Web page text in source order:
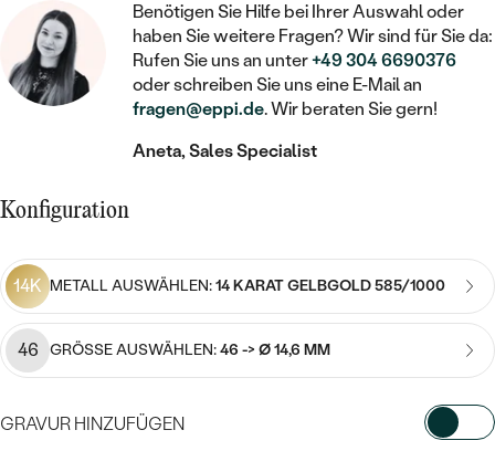
MIT FÜLLUNG
IM SET
LAB GROWN DIAMANTEN ZUM
EINFASSEN
FARBIGE DIAMANTEN ZUM EINFASSEN
MIT DIAMANT
MIT LAB GROWN DIAMANT
MIT MOISSANIT
SCHMUCK FÜR KINDER
BROSCHEN
SCHMUCKZUBEHÖR
NACH MATERIAL
GOLD
SILBER
PLATIN
KINDER
PIERCINGS
PERLENOHRRINGE
NACH PREIS
PREISWERTE
MEDAILLON
KETTEN
HERZKETTEN
MIT TIEREN
NACH EDELSTEIN
MIT DIAMANT
MIT EDELSTEIN
PERLENKETTEN
SIEGELRINGE
PERSONALISIERT
MIT DIAMANT
MIT EDELSTEIN
PERLENRINGE
Benötigen Sie Hilfe bei Ihrer Auswahl oder
haben Sie weitere Fragen? Wir sind für Sie da:
Rufen Sie uns an unter+49 304 6690376
oder schreiben Sie uns eine E-Mail an
fragen@eppi.de. Wir beraten Sie gern!
Aneta, Sales Specialist
Konfiguration
14K METALL AUSWÄHLEN:14 KARAT GELBGOLD 585/1000
46 GRÖSSE AUSWÄHLEN:46 -> Ø 14,6 MM
GRAVUR HINZUFÜGEN